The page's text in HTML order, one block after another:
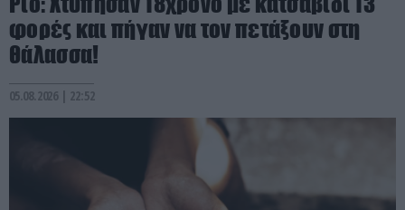
φορές και πήγαν να τον πετάξουν στη
θάλασσα!
05.08.2026 | 22:52